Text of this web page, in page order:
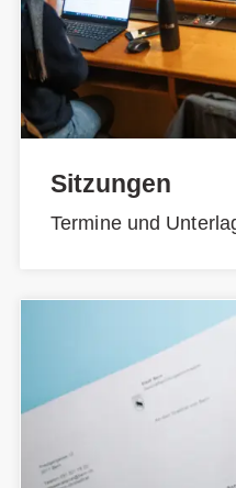
Sitzungen
Termine und